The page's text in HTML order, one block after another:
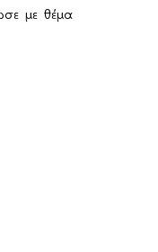
με θέμα